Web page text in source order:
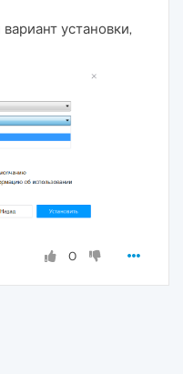
установки,
0